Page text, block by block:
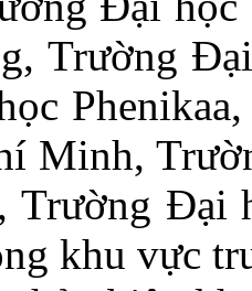
Trường
Minh,
Trường
khu vực